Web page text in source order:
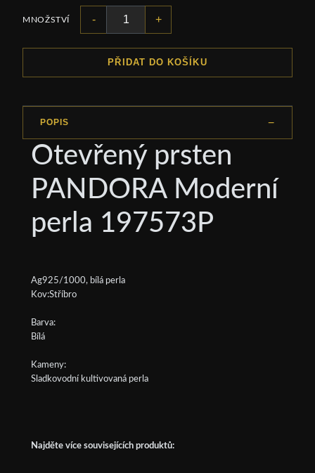
MNOŽSTVÍ - +
PŘIDAT DO KOŠÍKU
POPIS
Otevřený prsten
PANDORA Moderní
perla 197573P
Ag925/1000, bílá perla
Kov:Stříbro
Barva:
Bílá
Kameny:
Sladkovodní kultivovaná perla
Najděte více souvisejících produktů: